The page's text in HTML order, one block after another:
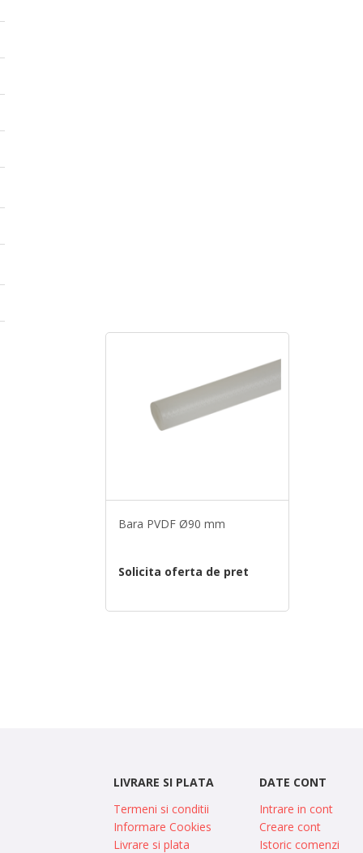
Bara PVDF Ø90 mm
Solicita oferta de pret
LIVRARE SI PLATA
Termeni si conditii
Informare Cookies
Livrare si plata
DATE CONT
Intrare in cont
Creare cont
Istoric comenzi